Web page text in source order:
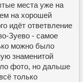
места уже на
на хорошей
идёт ответвление
Зуево - самое
можно было
знаменитой
фото, но дальше
только